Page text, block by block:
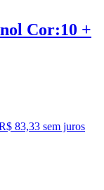
Cor:10 +
83,33 sem juros